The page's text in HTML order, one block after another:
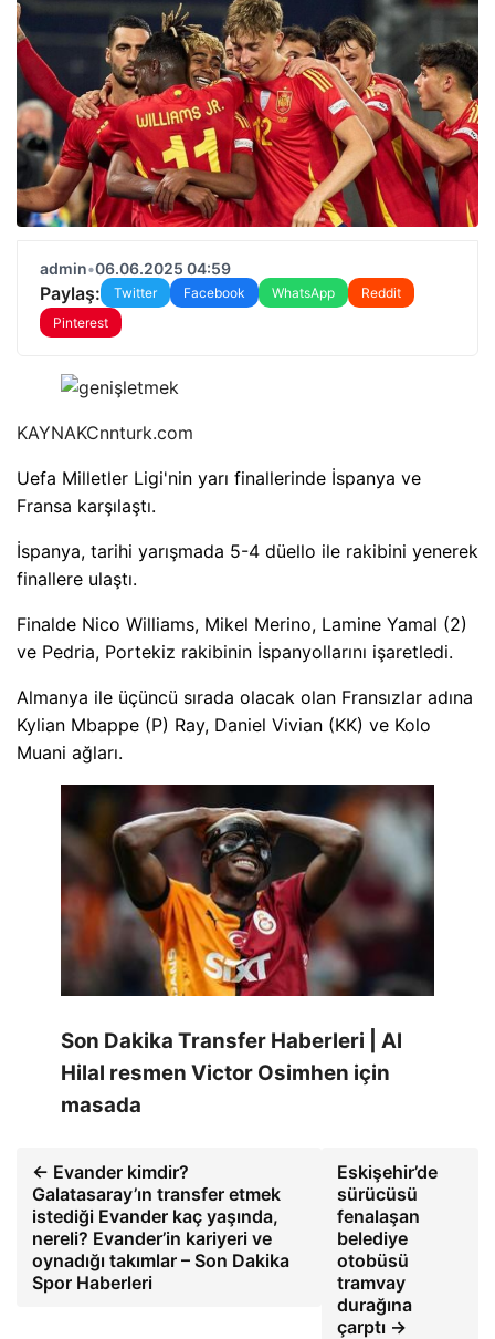
admin•06.06.2025 04:59
Paylaş: Twitter Facebook WhatsApp
Reddit
Pinterest
KAYNAKCnnturk.com
Uefa Milletler Ligi'nin yarı finallerinde İspanya ve
Fransa karşılaştı.
İspanya, tarihi yarışmada 5-4 düello ile rakibini yenerek
finallere ulaştı.
Finalde Nico Williams, Mikel Merino, Lamine Yamal (2)
ve Pedria, Portekiz rakibinin İspanyollarını işaretledi.
Almanya ile üçüncü sırada olacak olan Fransızlar adına
Kylian Mbappe (P) Ray, Daniel Vivian (KK) ve Kolo
Muani ağları.
Son Dakika Transfer Haberleri | Al
Hilal resmen Victor Osimhen için
masada
← Evander kimdir?
Galatasaray’ın transfer etmek
istediği Evander kaç yaşında,
nereli? Evander’in kariyeri ve
oynadığı takımlar – Son Dakika
Spor Haberleri
Eskişehir’de
sürücüsü
fenalaşan
belediye
otobüsü
tramvay
durağına
çarptı →